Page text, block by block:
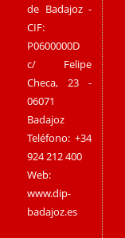
de Badajoz -
CIF:
P0600000D
c/ Felipe
Checa, 23 -
06071
Badajoz
Teléfono: +34
924 212 400
Web:
www.dip-
badajoz.es